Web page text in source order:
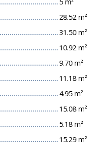
5 m²
28.52 m²
31.50 m²
10.92 m²
9.70 m²
11.18 m²
4.95 m²
15.08 m²
5.18 m²
15.29 m²